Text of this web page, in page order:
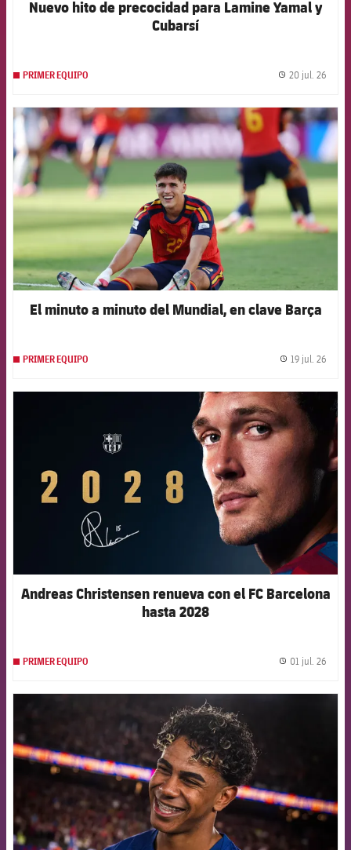
Nuevo hito de precocidad para Lamine Yamal y
Cubarsí
PRIMER EQUIPO 20 jul. 26
FCB Barcelona badge
El minuto a minuto del Mundial, en clave Barça
PRIMER EQUIPO 19 jul. 26
FCB Barcelona badge
Andreas Christensen renueva con el FC Barcelona
hasta 2028
PRIMER EQUIPO 01 jul. 26
FCB Barcelona badge